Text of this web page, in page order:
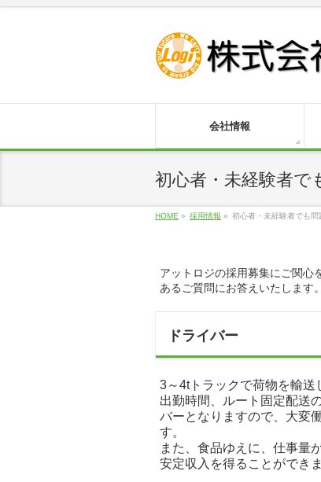
会社情報
初心者・未経験者で
HOME » 採用情報 » 初心者・未経験者でも問
アットロジの採用募集にご関心
あるご質問にお答えいたします。
ドライバー
3～4tトラックで荷物を輸送
出勤時間、ルート固定配送
バーとなりますので、大変
す。
また、食品ゆえに、仕事量
安定収入を得ることができま